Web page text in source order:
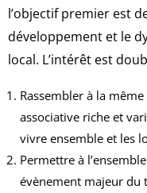
l’objectif premier est
développement et le
local. L’intérêt est
Rassembler à la
associative riche et
vivre ensemble et les
Permettre à
évènement majeur du